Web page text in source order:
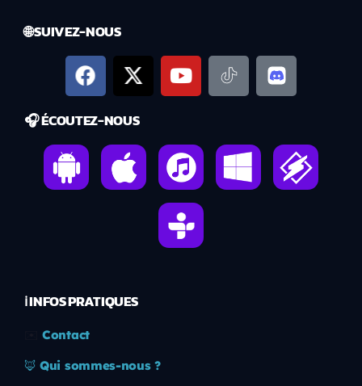
🌐 SUIVEZ-NOUS
🎧 ÉCOUTEZ-NOUS
ℹ️ INFOS PRATIQUES
Contact
🦊 Qui sommes-nous ?